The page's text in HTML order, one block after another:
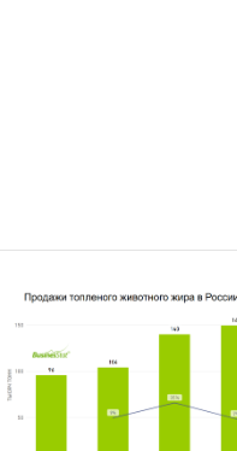
итоговой
цены.
MS Excel.
по запросу
фосфатов и
о динамике
т.д.